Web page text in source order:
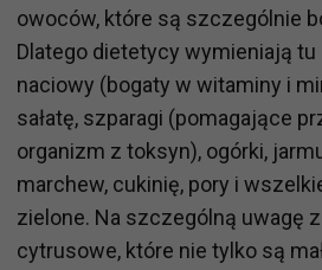
owoców, które są szczególnie
Dlatego dietetycy wymieniają
naciowy (bogaty w witaminy i
sałatę, szparagi (pomagające
organizm z toksyn), ogórki,
marchew, cukinię, pory i
zielone. Na szczególną uwagę
cytrusowe, które nie tylko są